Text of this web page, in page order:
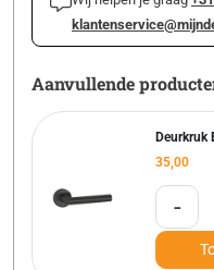
Aanvullende
Deurkruk
35,00
-